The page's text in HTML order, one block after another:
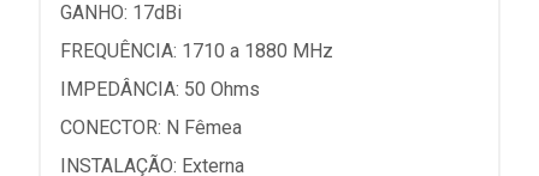
GANHO: 17dBi
FREQUÊNCIA: 1710 a 1880 MHz
IMPEDÂNCIA: 50 Ohms
CONECTOR: N Fêmea
INSTALAÇÃO: Externa